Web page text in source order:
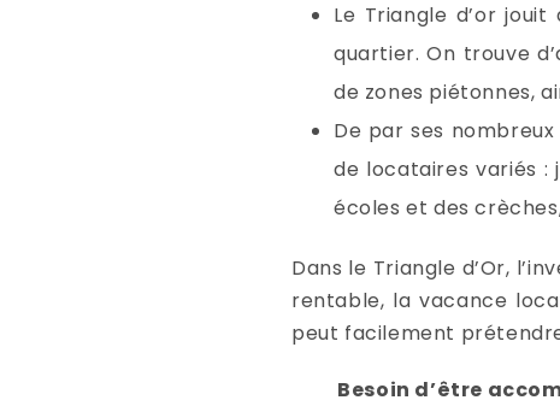
Le Triangle d’or
quartier. On trouve
de zones piétonnes,
De par ses
de locataires variés :
écoles et des
Dans le Triangle d’Or,
rentable, la vacance
peut facilement
Besoin d’être